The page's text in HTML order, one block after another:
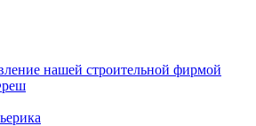
нашей строительной фирмой